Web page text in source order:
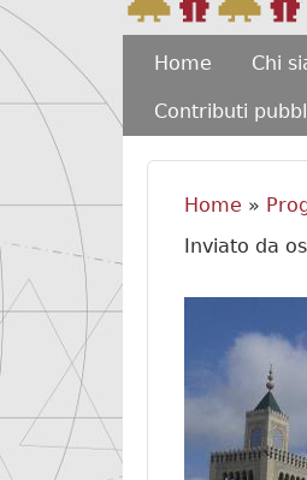
MAIN
Home Chi
Contributi
Tu
Home »
Inviato da